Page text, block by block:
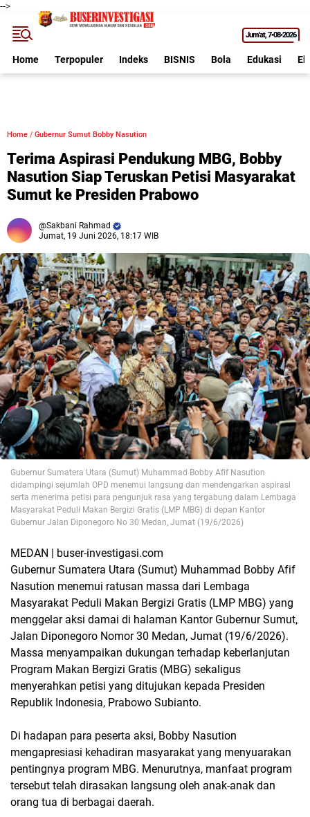
-->
Jum'at 7•08•2026
Home Terpopuler Indeks BISNIS Bola Edukasi
Home / Gubernur Sumut Bobby Nasution
Terima Aspirasi Pendukung MBG, Bobby
Nasution Siap Teruskan Petisi Masyarakat
Sumut ke Presiden Prabowo
Sakbani Rahmad
Jumat, 19 Juni 2026, 18:17 WIB
Gubernur Sumatera Utara (Sumut) Muhammad Bobby Afif Nasution
didampingi sejumlah OPD menemui langsung dan mendengarkan aspirasi
serta menerima petisi para pengunjuk rasa yang tergabung dalam Lembaga
Masyarakat Peduli Makan Bergizi Gratis (LMP MBG) di depan Kantor
Gubernur Jalan Diponegoro No 30 Medan, Jumat (19/6/2026)
MEDAN | buser-investigasi.com
Gubernur Sumatera Utara (Sumut) Muhammad Bobby Afif
Nasution menemui ratusan massa dari Lembaga
Masyarakat Peduli Makan Bergizi Gratis (LMP MBG) yang
menggelar aksi damai di halaman Kantor Gubernur Sumut,
Jalan Diponegoro Nomor 30 Medan, Jumat (19/6/2026).
Massa menyampaikan dukungan terhadap keberlanjutan
Program Makan Bergizi Gratis (MBG) sekaligus
menyerahkan petisi yang ditujukan kepada Presiden
Republik Indonesia, Prabowo Subianto.
Di hadapan para peserta aksi, Bobby Nasution
mengapresiasi kehadiran masyarakat yang menyuarakan
pentingnya program MBG. Menurutnya, manfaat program
tersebut telah dirasakan langsung oleh anak-anak dan
orang tua di berbagai daerah.